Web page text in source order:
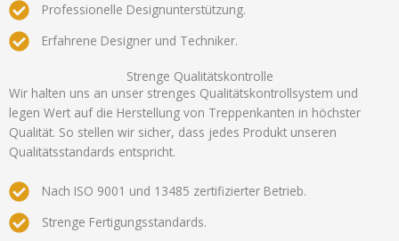
Professionelle Designunterstützung.
Erfahrene Designer und Techniker.
Strenge Qualitätskontrolle
Wir halten uns an unser strenges Qualitätskontrollsystem und
legen Wert auf die Herstellung von Treppenkanten in höchster
Qualität. So stellen wir sicher, dass jedes Produkt unseren
Qualitätsstandards entspricht.
Nach ISO 9001 und 13485 zertifizierter Betrieb.
Strenge Fertigungsstandards.